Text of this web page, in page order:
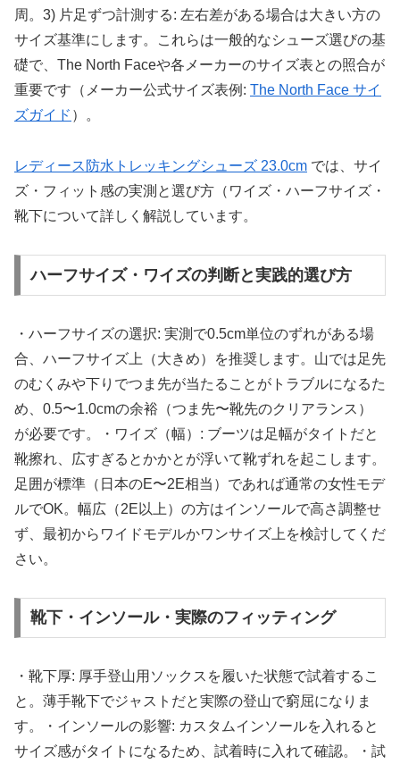
周。3) 片足ずつ計測する: 左右差がある場合は大きい方の
サイズ基準にします。これらは一般的なシューズ選びの基
礎で、The North Faceや各メーカーのサイズ表との照合が
重要です（メーカー公式サイズ表例: The North Face サイ
ズガイド ）。
レディース防水トレッキングシューズ 23.0cm では、サイ
ズ・フィット感の実測と選び方（ワイズ・ハーフサイズ・
靴下について詳しく解説しています。
ハーフサイズ・ワイズの判断と実践的選び方
・ハーフサイズの選択: 実測で0.5cm単位のずれがある場
合、ハーフサイズ上（大きめ）を推奨します。山では足先
のむくみや下りでつま先が当たることがトラブルになるた
め、0.5〜1.0cmの余裕（つま先〜靴先のクリアランス）
が必要です。・ワイズ（幅）: ブーツは足幅がタイトだと
靴擦れ、広すぎるとかかとが浮いて靴ずれを起こします。
足囲が標準（日本のE〜2E相当）であれば通常の女性モデ
ルでOK。幅広（2E以上）の方はインソールで高さ調整せ
ず、最初からワイドモデルかワンサイズ上を検討してくだ
さい。
靴下・インソール・実際のフィッティング
・靴下厚: 厚手登山用ソックスを履いた状態で試着するこ
と。薄手靴下でジャストだと実際の登山で窮屈になりま
す。・インソールの影響: カスタムインソールを入れると
サイズ感がタイトになるため、試着時に入れて確認。・試